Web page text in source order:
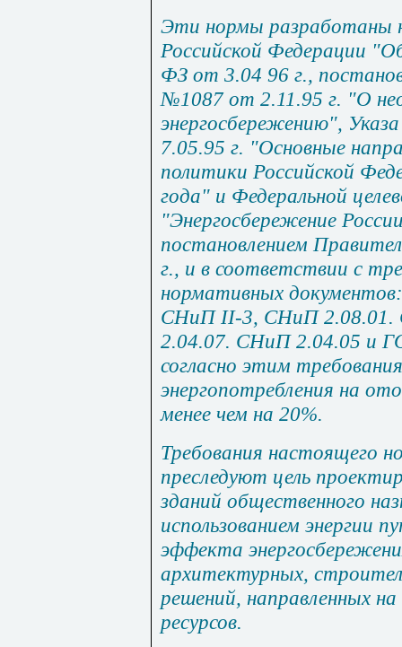
Эти нормы разработаны
Российской Федерации
ФЗ от 3.04 96 г.,
№1087 от 2.11.95 г. "О
энергосбережению",
7.05.95 г. "Основные
политики Российской
года" и Федеральной
"Энергосбережение
постановлением
г., и в соответствии с
нормативных
СНиП II-3, СНиП
2.04.07. СНиП 2.04.05 и
согласно этим
энергопотребления на
менее чем на 20%.
Требования настоящего
преследуют цель
зданий общественного
использованием энергии
эффекта
архитектурных,
решений, направленных
ресурсов.